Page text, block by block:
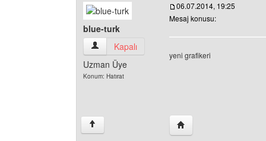
blue-turk
blue-turk Kullanıcının profilini görüntüle
Kapalı
Uzman Üye
Konum: Hatırat
06.07.2014, 19:25
Mesaj konusu:
yeni grafikeri
↑ Yazarın web sitesini